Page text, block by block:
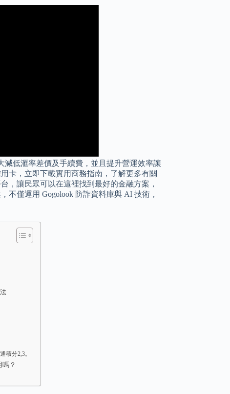
低滙率差價及手續費，並且提升營運效率讓
卡，立即下載實用商務指南，了解更多有關
，讓民眾可以在這裡找到最好的金融方案，
不僅運用 Gogolook 防詐資料庫與 AI 技術，
積分2,3。
？